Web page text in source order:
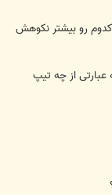
رو بیشتر نکوهش
عبارتی از چه تیپ